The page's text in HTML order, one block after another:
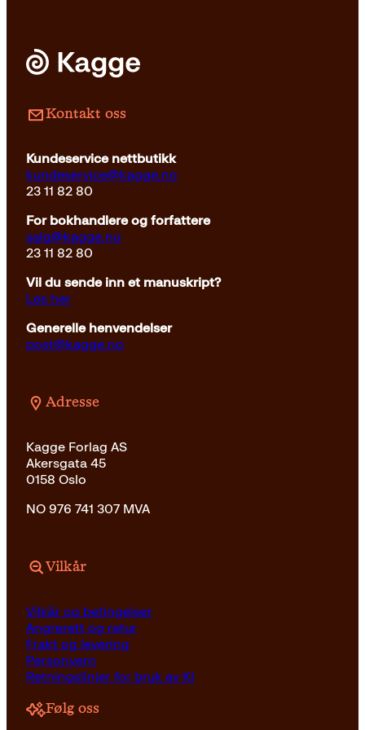
Kontakt oss
Kundeservice nettbutikk
kundeservice@kagge.no
23 11 82 80
For bokhandlere og forfattere
salg@kagge.no
23 11 82 80
Vil du sende inn et manuskript?
Les her
Generelle henvendelser
post@kagge.no
Adresse
Kagge Forlag AS
Akersgata 45
0158 Oslo
NO 976 741 307 MVA
Vilkår
Vilkår og betingelser
Angrerett og retur
Frakt og levering
Personvern
Retningslinjer for bruk av KI
Følg oss